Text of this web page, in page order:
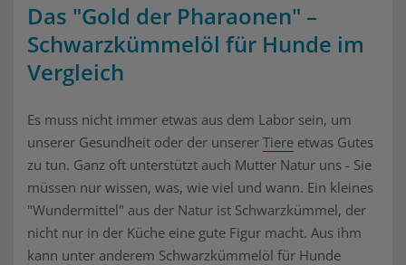
Das "Gold der Pharaonen" –
Schwarzkümmelöl für Hunde im
Vergleich
Es muss nicht immer etwas aus dem Labor sein, um
unserer Gesundheit oder der unserer Tiere etwas Gutes
zu tun. Ganz oft unterstützt auch Mutter Natur uns - Sie
müssen nur wissen, was, wie viel und wann. Ein kleines
"Wundermittel" aus der Natur ist Schwarzkümmel, der
nicht nur in der Küche eine gute Figur macht. Aus ihm
kann unter anderem Schwarzkümmelöl für Hunde